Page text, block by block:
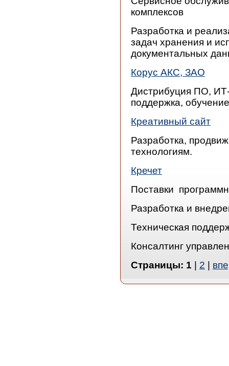
комплексов
Разработка и
задач хранения и
документальных
Корус АКС, ЗАО
Дистрибуция ПО, ИТ-
поддержка,
Креативный сайт
Разработка,
технологиям.
Кречет
Поставки
Разработка и
Техническая
Консалтинг
Страницы: 1 2